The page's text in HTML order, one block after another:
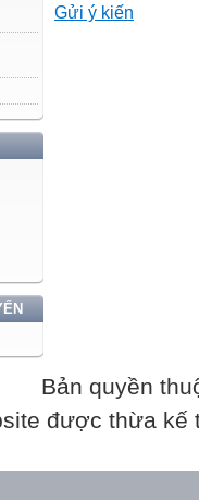
hai đáy là hình
chỉ rõ mặt đáy,
Gửi ý kiến
Bản quyền
được thừa